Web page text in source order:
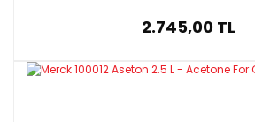
2.745,00 TL